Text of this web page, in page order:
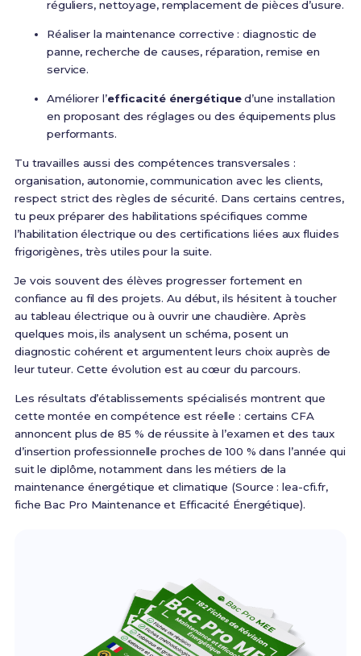
réguliers, nettoyage, remplacement de pièces d’usure.
Réaliser la maintenance corrective : diagnostic de
panne, recherche de causes, réparation, remise en
service.
Améliorer l’efficacité énergétiqued’une installation
en proposant des réglages ou des équipements plus
performants.
Tu travailles aussi des compétences transversales :
organisation, autonomie, communication avec les clients,
respect strict des règles de sécurité. Dans certains centres,
tu peux préparer des habilitations spécifiques comme
l’habilitation électrique ou des certifications liées aux fluides
frigorigènes, très utiles pour la suite.
Je vois souvent des élèves progresser fortement en
confiance au fil des projets. Au début, ils hésitent à toucher
au tableau électrique ou à ouvrir une chaudière. Après
quelques mois, ils analysent un schéma, posent un
diagnostic cohérent et argumentent leurs choix auprès de
leur tuteur. Cette évolution est au cœur du parcours.
Les résultats d’établissements spécialisés montrent que
cette montée en compétence est réelle : certains CFA
annoncent plus de 85 % de réussite à l’examen et des taux
d’insertion professionnelle proches de 100 % dans l’année qui
suit le diplôme, notamment dans les métiers de la
maintenance énergétique et climatique (Source : lea-cfi.fr,
fiche Bac Pro Maintenance et Efficacité Énergétique).